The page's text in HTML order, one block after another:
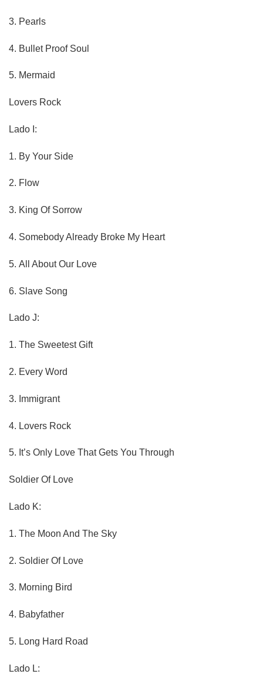
3. Pearls
4. Bullet Proof Soul
5. Mermaid
Lovers Rock
Lado I:
1. By Your Side
2. Flow
3. King Of Sorrow
4. Somebody Already Broke My Heart
5. All About Our Love
6. Slave Song
Lado J:
1. The Sweetest Gift
2. Every Word
3. Immigrant
4. Lovers Rock
5. It’s Only Love That Gets You Through
Soldier Of Love
Lado K:
1. The Moon And The Sky
2. Soldier Of Love
3. Morning Bird
4. Babyfather
5. Long Hard Road
Lado L: